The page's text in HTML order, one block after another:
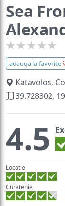
Sea
adauga la favorite
Katavolos,
39.728302,
4.5
Locatie
Curatenie